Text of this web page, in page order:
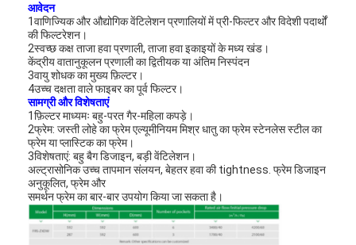
आवेदन
1वाणिज्यिक और औद्योगिक वेंटिलेशन प्रणालियों में प्री-फिल्टर और विदेशी पदार्थों
की फिल्टरेशन।
2स्वच्छ कक्ष ताजा हवा प्रणाली, ताजा हवा इकाइयों के मध्य खंड।
केंद्रीय वातानुकूलन प्रणाली का द्वितीयक या अंतिम निस्पंदन
3वायु शोधक का मुख्य फ़िल्टर।
4उच्च दक्षता वाले फाइबर का पूर्व फिल्टर।
सामग्री और विशेषताएं
1फ़िल्टर माध्यमः बहु-परत गैर-महिला कपड़े।
2फ्रेम: जस्ती लोहे का फ्रेम एल्यूमीनियम मिश्र धातु का फ्रेम स्टेनलेस स्टील का
फ्रेम या प्लास्टिक का फ्रेम।
3विशेषताएं: बहु बैग डिजाइन, बड़ी वेंटिलेशन।
अल्ट्रासोनिक उच्च तापमान संलयन, बेहतर हवा की tightness. फ्रेम डिजाइन
अनुकूलित, फ्रेम और
समर्थन फ्रेम का बार-बार उपयोग किया जा सकता है।